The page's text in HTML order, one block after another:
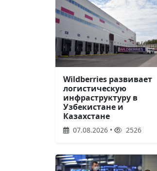
Wildberries развивает
логистическую
инфраструктуру в
Узбекистане и
Казахстане
07.08.2026 • 2526